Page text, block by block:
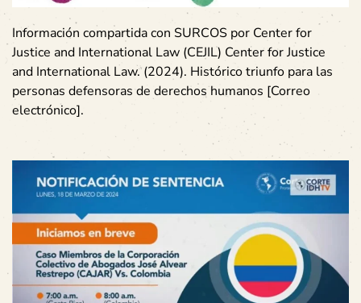
Información compartida con SURCOS por Center for
Justice and International Law (CEJIL) Center for Justice
and International Law. (2024). Histórico triunfo para las
personas defensoras de derechos humanos [Correo
electrónico].